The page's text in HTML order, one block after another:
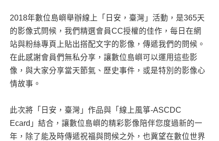
2018年數位島嶼舉辦線上「日安，臺灣」活動，是365天
的影像式問候，我們精選會員CC授權的佳作，每日在網
站與粉絲專頁上貼出搭配文字的影像，傳遞我們的問候。
在此感謝會員們無私分享，讓數位島嶼可以運用這些影
像，與大家分享當天節氣、歷史事件，或是特別的影像心
情故事。
此次將「日安，臺灣」作品與「線上風箏-ASCDC
Ecard」結合，讓數位島嶼的精彩影像陪伴您度過新的一
年，除了能及時傳遞祝福與問候之外，也冀望在數位世界